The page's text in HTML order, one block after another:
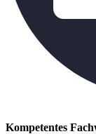
Kompetentes